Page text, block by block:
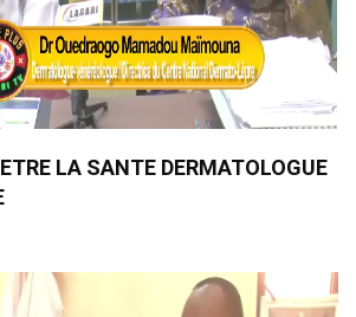
LA SANTE DERMATOLOGUE